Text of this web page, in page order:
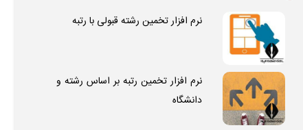
نرم افزار تخمین رشته قبولی با رتبه
نرم افزار تخمین رتبه بر اساس رشته و
دانشگاه